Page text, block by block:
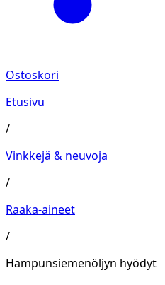
Ostoskori
Etusivu
/
Vinkkejä & neuvoja
/
Raaka-aineet
/
Hampunsiemenöljyn hyödyt